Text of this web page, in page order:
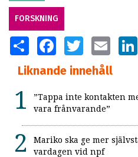
FORSKNING
SHARE FACEBOOKTWITTER EMAIL
Liknande innehåll
”Tappa inte kontakten
vara frånvarande”
Mariko ska ge mer
vardagen vid npf